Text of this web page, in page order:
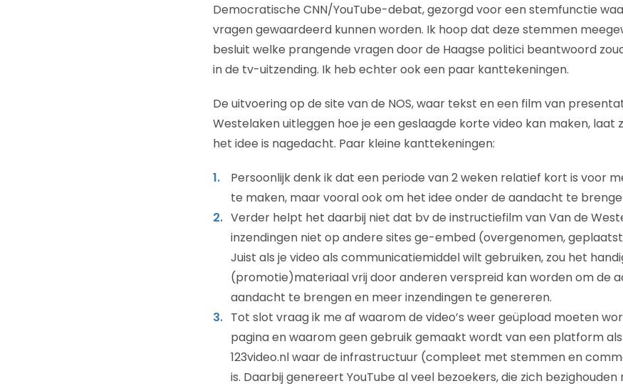
Democratische CNN/YouTube-debat, gezorgd voor een stemfunctie
vragen gewaardeerd kunnen worden. Ik hoop dat deze stemmen
besluit welke prangende vragen door de Haagse politici beantwoord
in de tv-uitzending. Ik heb echter ook een paar kanttekeningen.
De uitvoering op de site van de NOS, waar tekst en een film van
Westelaken uitleggen hoe je een geslaagde korte video kan maken, laat
het idee is nagedacht. Paar kleine kanttekeningen:
Persoonlijk denk ik dat een periode van 2 weken relatief kort is voor
te maken, maar vooral ook om het idee onder de aandacht te
Verder helpt het daarbij niet dat bv de instructiefilm van Van de
inzendingen niet op andere sites ge-embed (overgenomen,
Juist als je video als communicatiemiddel wilt gebruiken, zou het
(promotie)materiaal vrij door anderen verspreid kan worden om de
aandacht te brengen en meer inzendingen te genereren.
Tot slot vraag ik me af waarom de video’s weer geüpload moeten
pagina en waarom geen gebruik gemaakt wordt van een platform als
123video.nl waar de infrastructuur (compleet met stemmen en
is. Daarbij genereert YouTube al veel bezoekers, die zich